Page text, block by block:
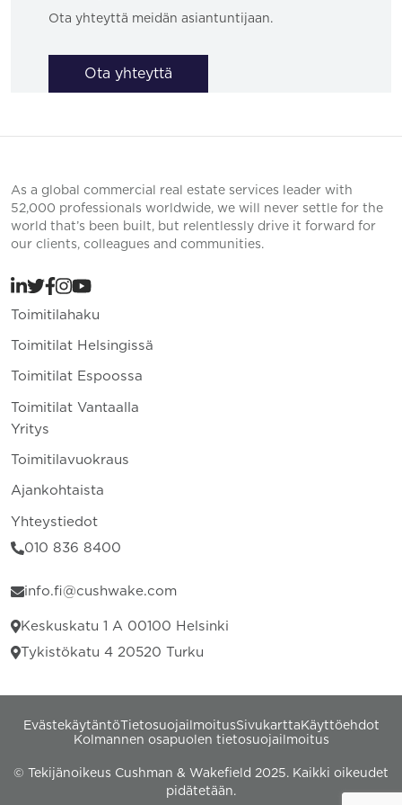
Ota yhteyttä meidän asiantuntijaan.
Ota yhteyttä
As a global commercial real estate services leader with
52,000 professionals worldwide, we will never settle for the
world that’s been built, but relentlessly drive it forward for
our clients, colleagues and communities.
Toimitilahaku
Toimitilat Helsingissä
Toimitilat Espoossa
Toimitilat Vantaalla
Yritys
Toimitilavuokraus
Ajankohtaista
Yhteystiedot
010 836 8400
info.fi@cushwake.com
Keskuskatu 1 A 00100 Helsinki
Tykistökatu 4 20520 Turku
EvästekäytäntöTietosuojailmoitusSivukartta Käyttöehdot
Kolmannen osapuolen tietosuojailmoitus
© Tekijänoikeus Cushman & Wakefield 2025. Kaikki oikeudet
pidätetään.